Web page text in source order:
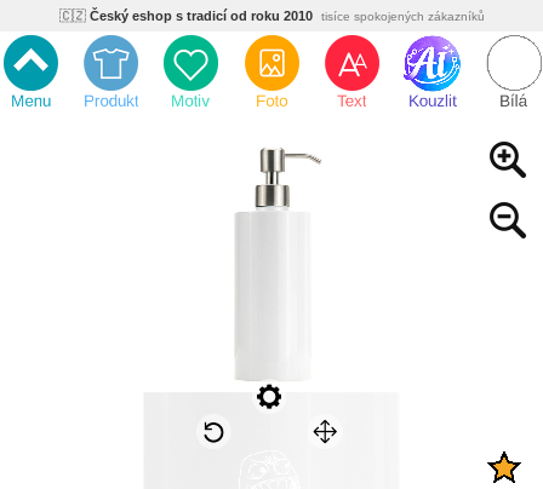
🇨🇿 Český eshop s tradicí od roku 2010 tisíce spokojených zákazníků
Ekologický a zdravotně nezávadný žádná čína, barvy s certifikáty
💡Inovativní výroba vlastní vývoj, nejnovější technologie
Rychlé dodání expedujeme do 24h
jsme přímý výrobce, žádný zprostředkovatel
Český eshop s tradicí od roku 2010